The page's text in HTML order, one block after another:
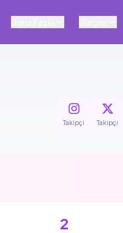
Takipçi Takipçi
1